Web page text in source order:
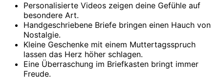
Personalisierte Videos zeigen deine Gefühle auf
besondere Art.
Handgeschriebene Briefe bringen einen Hauch von
Nostalgie.
Kleine Geschenke mit einem Muttertagsspruch
lassen das Herz höher schlagen.
Eine Überraschung im Briefkasten bringt immer
Freude.